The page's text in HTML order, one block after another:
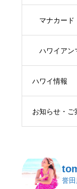
マナカード
ハワイアン
ハワイ情報
お知らせ・ご
誉